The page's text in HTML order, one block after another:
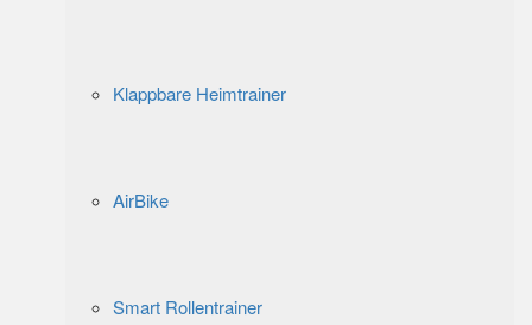
Klappbare Heimtrainer
AirBike
Smart Rollentrainer